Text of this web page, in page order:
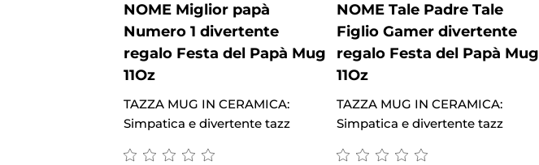
NOME Miglior papà
Numero 1 divertente
regalo Festa del Papà Mug
11Oz
TAZZA MUG IN CERAMICA:
Simpatica e divertente tazz
NOME Tale Padre Tale
Figlio Gamer divertente
regalo Festa del Papà Mug
11Oz
TAZZA MUG IN CERAMICA:
Simpatica e divertente tazz